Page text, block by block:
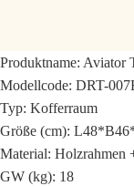
Produktname: Aviator
Modellcode: DRT-
Typ: Kofferraum
Größe (cm):
Material: Holzrahmen
GW (kg): 18